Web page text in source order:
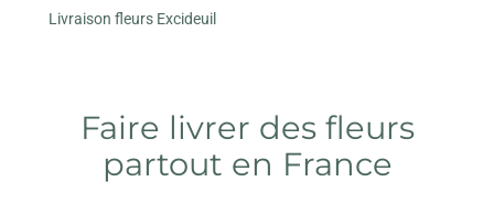
Livraison fleurs Excideuil
Faire livrer des fleurs
partout en France